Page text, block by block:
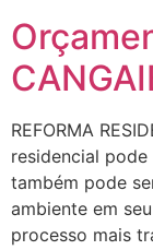
REFORMA
residencial
também pode
ambiente em
processo mais